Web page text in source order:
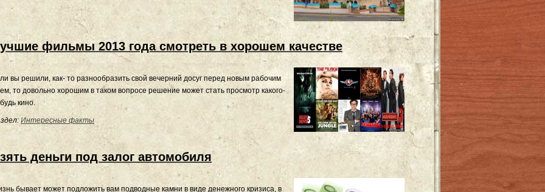
фильмы 2013 года смотреть в хорошем качестве
вы решили, как- то разнообразить свой вечерний досуг перед новым рабочим
то довольно хорошим в таком вопросе решение может стать просмотр какого-
кино.
Интересные факты
деньги под залог автомобиля
бывает может подложить вам подводные камни в виде денежного кризиса, в